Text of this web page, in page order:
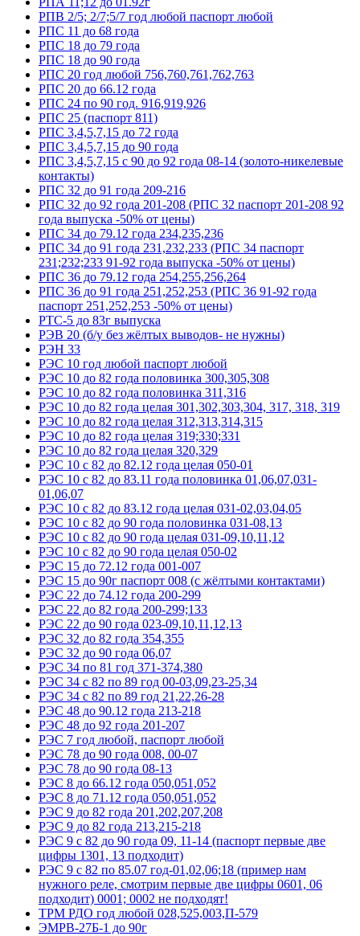
РПВ 2/5; 2/7;5/7 год любой паспорт любой
РПС 11 до 68 года
РПС 18 до 79 года
РПС 18 до 90 года
РПС 20 год любой 756,760,761,762,763
РПС 20 до 66.12 года
РПС 24 по 90 год. 916,919,926
РПС 25 (паспорт 811)
РПС 3,4,5,7,15 до 72 года
РПС 3,4,5,7,15 до 90 года
РПС 3,4,5,7,15 с 90 до 92 года 08-14 (золото-никелевые
контакты)
РПС 32 до 91 года 209-216
РПС 32 до 92 года 201-208 (РПС 32 паспорт 201-208 92
года выпуска -50% от цены)
РПС 34 до 79.12 года 234,235,236
РПС 34 до 91 года 231,232,233 (РПС 34 паспорт
231;232;233 91-92 года выпуска -50% от цены)
РПС 36 до 79.12 года 254,255,256,264
РПС 36 до 91 года 251,252,253 (РПС 36 91-92 года
паспорт 251,252,253 -50% от цены)
РТС-5 до 83г выпуска
РЭВ 20 (б/у без жёлтых выводов- не нужны)
РЭН 33
РЭС 10 год любой паспорт любой
РЭС 10 до 82 года половинка 300,305,308
РЭС 10 до 82 года половинка 311,316
РЭС 10 до 82 года целая 301,302,303,304, 317, 318, 319
РЭС 10 до 82 года целая 312,313,314,315
РЭС 10 до 82 года целая 319;330;331
РЭС 10 до 82 года целая 320,329
РЭС 10 с 82 до 82.12 года целая 050-01
РЭС 10 с 82 до 83.11 года половинка 01,06,07,031-
01,06,07
РЭС 10 с 82 до 83.12 года целая 031-02,03,04,05
РЭС 10 с 82 до 90 года половинка 031-08,13
РЭС 10 с 82 до 90 года целая 031-09,10,11,12
РЭС 10 с 82 до 90 года целая 050-02
РЭС 15 до 72.12 года 001-007
РЭС 15 до 90г паспорт 008 (с жёлтыми контактами)
РЭС 22 до 74.12 года 200-299
РЭС 22 до 82 года 200-299;133
РЭС 22 до 90 года 023-09,10,11,12,13
РЭС 32 до 82 года 354,355
РЭС 32 до 90 года 06,07
РЭС 34 по 81 год 371-374,380
РЭС 34 с 82 по 89 год 00-03,09,23-25,34
РЭС 34 с 82 по 89 год 21,22,26-28
РЭС 48 до 90.12 года 213-218
РЭС 48 до 92 года 201-207
РЭС 7 год любой, паспорт любой
РЭС 78 до 90 года 008, 00-07
РЭС 78 до 90 года 08-13
РЭС 8 до 66.12 года 050,051,052
РЭС 8 до 71.12 года 050,051,052
РЭС 9 до 82 года 201,202,207,208
РЭС 9 до 82 года 213,215-218
РЭС 9 с 82 до 90 года 09, 11-14 (паспорт первые две
цифры 1301, 13 подходит)
РЭС 9 с 82 по 85.07 год-01,02,06;18 (пример нам
нужного реле, смотрим первые две цифры 0601, 06
подходит) 0001; 0002 не подходят!
ТРМ РДО год любой 028,525,003,П-579
ЭМРВ-27Б-1 до 90г